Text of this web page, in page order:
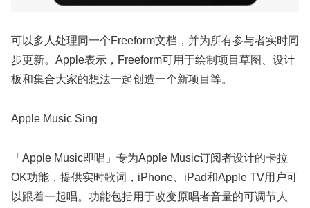
可以多人处理同一个Freeform文档，并为所有参与者实时同
步更新。Apple表示，Freeform可用于绘制项目草图、设计
板和集合大家的想法一起创造一个新项目等。
Apple Music Sing
「Apple Music即唱」专为Apple Music订阅者设计的卡拉
OK功能，提供实时歌词，iPhone、iPad和Apple TV用户可
以跟着一起唱。功能包括用于改变原唱者音量的可调节人